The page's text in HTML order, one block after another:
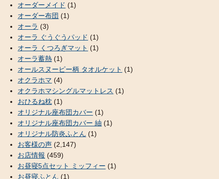
オーダーメイド (1)
オーダー布団 (1)
オーラ (3)
オーラ ぐうぐうパッド (1)
オーラ くつろぎマット (1)
オーラ蓄熱 (1)
オールスヌーピー柄 タオルケット (1)
オクラホマ (4)
オクラホマシングルマットレス (1)
おひるね枕 (1)
オリジナル座布団カバー (1)
オリジナル座布団カバー 紬 (1)
オリジナル防炎ふとん (1)
お客様の声 (2,147)
お店情報 (459)
お昼寝5点セット ミッフィー (1)
お昼寝ふとん (1)